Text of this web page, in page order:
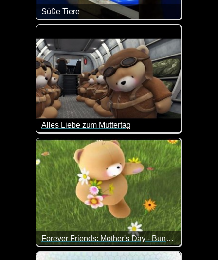
Süße Tiere
Wenn diese Tiere nicht total lieb sind.
Alles Liebe zum Muttertag
Ist das nicht herzallerliebst?
Forever Friends: Mother's Day - Bunches of love
Blumen für die liebe Mama zum Muttertag.